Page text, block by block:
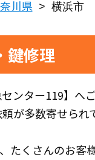
川県 > 横浜市
鍵修理
ンター119】へ
が多数寄せられ
たくさんのお客